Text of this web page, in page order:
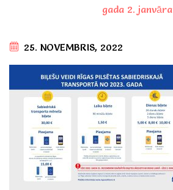
gada 2. janvāra
25. NOVEMBRIS, 2022